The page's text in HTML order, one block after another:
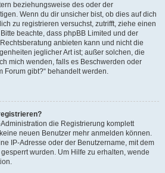
beziehungsweise des oder der
Wenn du dir unsicher bist, ob dies auf dich
zu registrieren versuchst, zutrifft, ziehe einen
beachte, dass phpBB Limited und der
anbieten kann und nicht die
jeglicher Art ist; außer solchen, die
mich wenden, falls es Beschwerden oder
Forum gibt?“ behandelt werden.
die Registrierung komplett
neuen Benutzer mehr anmelden können.
IP-Adresse oder der Benutzername, mit dem
wurden. Um Hilfe zu erhalten, wende